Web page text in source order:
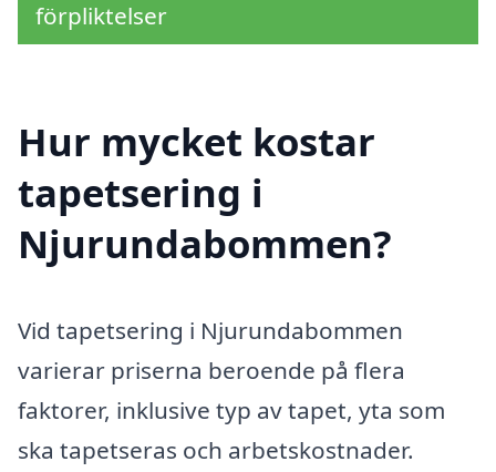
förpliktelser
Hur mycket kostar
tapetsering i
Njurundabommen?
Vid tapetsering i Njurundabommen
varierar priserna beroende på flera
faktorer, inklusive typ av tapet, yta som
ska tapetseras och arbetskostnader.